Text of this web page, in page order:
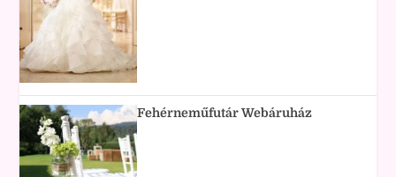
Fehérneműfutár Webáruház